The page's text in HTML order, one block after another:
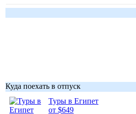
Куда поехать в отпуск
Туры в Египет
от $649